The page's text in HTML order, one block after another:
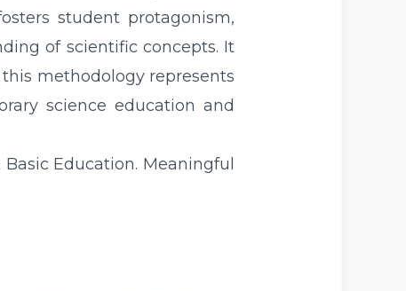
student protagonism,
of scientific concepts. It
methodology represents
science education and
Education. Meaningful